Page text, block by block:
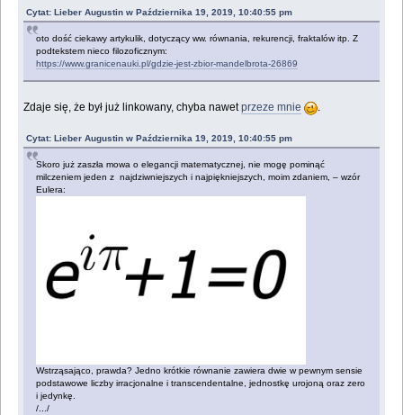
Cytat: Lieber Augustin w Października 19, 2019, 10:40:55 pm
oto dość ciekawy artykulik, dotyczący ww. równania, rekurencji, fraktalów itp. Z
podtekstem nieco filozoficznym:
https://www.granicenauki.pl/gdzie-jest-zbior-mandelbrota-26869
Zdaje się, że był już linkowany, chyba nawetprzeze mnie
Cytat: Lieber Augustin w Października 19, 2019, 10:40:55 pm
Skoro już zaszła mowa o elegancji matematycznej, nie mogę pominąć
milczeniem jeden z najdziwniejszych i najpiękniejszych, moim zdaniem, – wzór
Eulera:
Wstrząsająco, prawda? Jedno krótkie równanie zawiera dwie w pewnym sensie
podstawowe liczby irracjonalne i transcendentalne, jednostkę urojoną oraz zero
i jedynkę.
/.../